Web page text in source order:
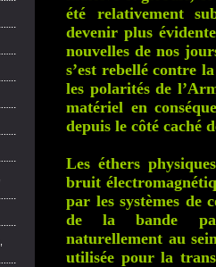
été relativement
devenir plus
nouvelles de nos
s’est rebellé contre
les polarités de
matériel en
depuis le côté caché
Les éthers
bruit
par les systèmes de
de la bande
naturellement au
utilisée pour la